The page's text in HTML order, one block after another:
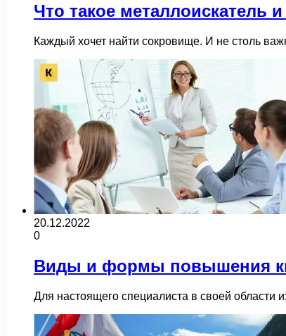
Что такое металлоискатель
Каждый хочет найти сокровище. И не столь
20.12.2022
0
Виды и формы повышения
Для настоящего специалиста в своей